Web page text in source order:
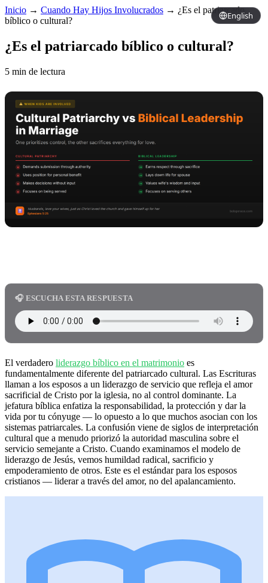
English
Inicio → Cuando Hay Hijos Involucrados → ¿Es el patriarcado
bíblico o cultural?
¿Es el patriarcado bíblico o cultural?
5 min de lectura
🎧 ESCUCHA ESTA RESPUESTA
El verdadero liderazgo bíblico en el matrimonio es
fundamentalmente diferente del patriarcado cultural. Las Escrituras
llaman a los esposos a un liderazgo de servicio que refleja el amor
sacrificial de Cristo por la iglesia, no al control dominante. La
jefatura bíblica enfatiza la responsabilidad, la protección y dar la
vida por tu cónyuge — lo opuesto a lo que muchos asocian con los
sistemas patriarcales. La confusión viene de siglos de interpretación
cultural que a menudo priorizó la autoridad masculina sobre el
servicio semejante a Cristo. Cuando examinamos el modelo de
liderazgo de Jesús, vemos humildad radical, sacrificio y
empoderamiento de otros. Este es el estándar para los esposos
cristianos — liderar a través del amor, no del apalancamiento.